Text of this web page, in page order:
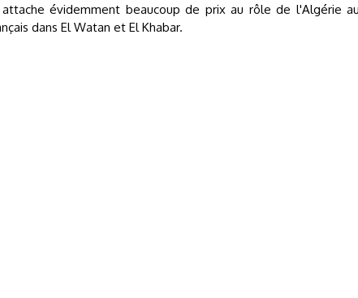
attache évidemment beaucoup de prix au rôle de l'Algérie
dans El Watan et El Khabar.